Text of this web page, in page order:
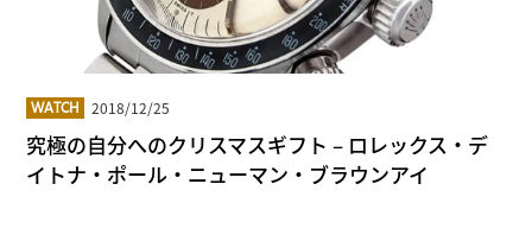
WATCH 2018/12/25
究極の自分へのクリスマスギフト – ロレックス・デ
イトナ・ポール・ニューマン・ブラウンアイ